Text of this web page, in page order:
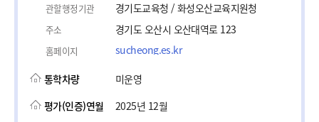
관할행정기관 경기도교육청 / 화성오산교육지원청
주소 경기도 오산시 오산대역로 123
홈페이지 sucheong.es.kr
통학차량
미운영
평가(인증)연월
2025년 12월